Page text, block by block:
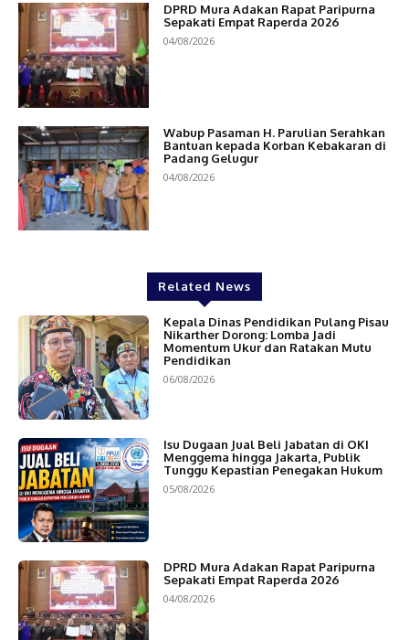
DPRD Mura Adakan Rapat Paripurna
Sepakati Empat Raperda 2026
04/08/2026
Wabup Pasaman H. Parulian Serahkan
Bantuan kepada Korban Kebakaran di
Padang Gelugur
04/08/2026
Related News
Kepala Dinas Pendidikan Pulang Pisau
Nikarther Dorong: Lomba Jadi
Momentum Ukur dan Ratakan Mutu
Pendidikan
06/08/2026
Isu Dugaan Jual Beli Jabatan di OKI
Menggema hingga Jakarta, Publik
Tunggu Kepastian Penegakan Hukum
05/08/2026
DPRD Mura Adakan Rapat Paripurna
Sepakati Empat Raperda 2026
04/08/2026